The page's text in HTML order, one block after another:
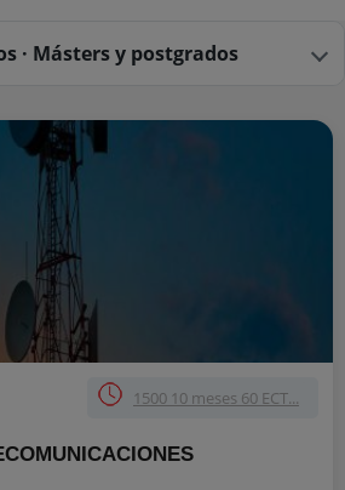
· Másters y postgrados
1500 10 meses 60 ECT...